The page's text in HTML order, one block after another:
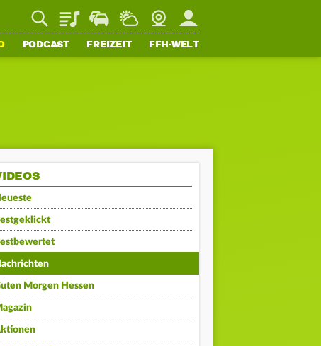
PlaylistStaupilotWetterWebcamMein FFH
PODCAST FREIZEIT FFH-WELT
Morgen Hessen